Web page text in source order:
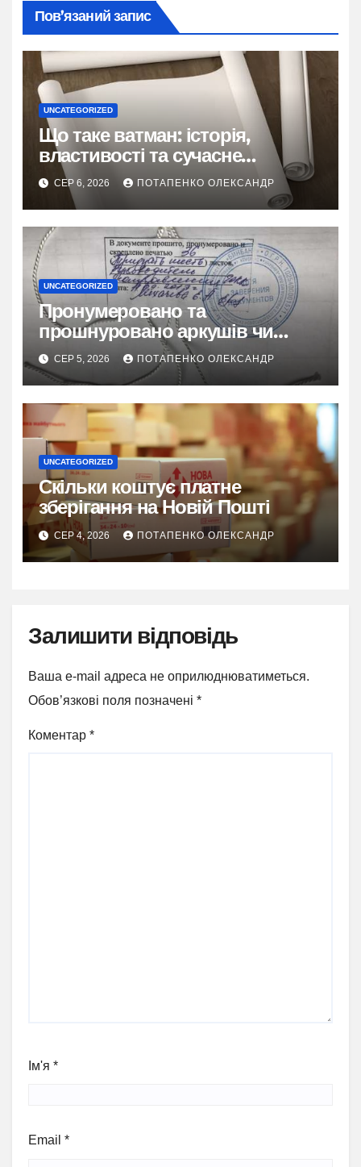
Пов’язаний запис
UNCATEGORIZED
Що таке ватман: історія,
властивості та сучасне
застосування
СЕР 6, 2026 ПОТАПЕНКО ОЛЕКСАНДР
UNCATEGORIZED
Пронумеровано та
прошнуровано аркушів чи
сторінок: повний гайд
СЕР 5, 2026 ПОТАПЕНКО ОЛЕКСАНДР
UNCATEGORIZED
Скільки коштує платне
зберігання на Новій Пошті
СЕР 4, 2026 ПОТАПЕНКО ОЛЕКСАНДР
Залишити відповідь
Ваша e-mail адреса не оприлюднюватиметься.
Обов’язкові поля позначені *
Коментар *
Ім'я *
Email *